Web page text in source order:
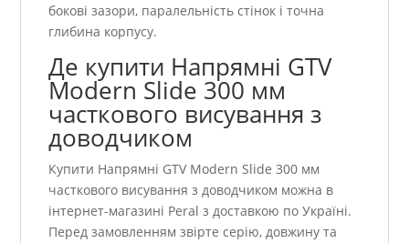
бокові зазори, паралельність стінок і точна
глибина корпусу.
Де купити Напрямні GTV
Modern Slide 300 мм
часткового висування з
доводчиком
Купити Напрямні GTV Modern Slide 300 мм
часткового висування з доводчиком можна в
інтернет-магазині Peral з доставкою по Україні.
Перед замовленням звірте серію, довжину та